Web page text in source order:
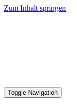
Zum Inhalt springen
Toggle Navigation